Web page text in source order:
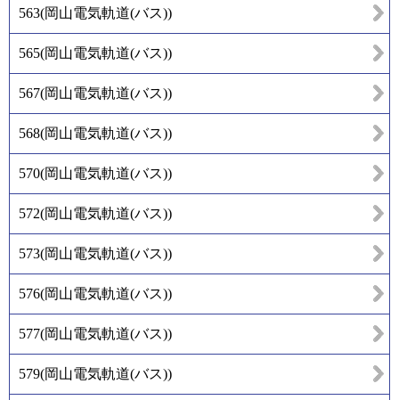
563(岡山電気軌道(バス))
565(岡山電気軌道(バス))
567(岡山電気軌道(バス))
568(岡山電気軌道(バス))
570(岡山電気軌道(バス))
572(岡山電気軌道(バス))
573(岡山電気軌道(バス))
576(岡山電気軌道(バス))
577(岡山電気軌道(バス))
579(岡山電気軌道(バス))